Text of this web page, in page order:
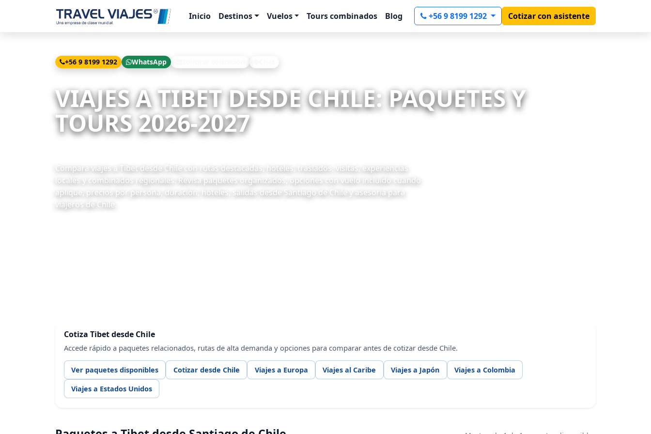
Inicio Destinos Vuelos Tours combinados Blog +56 9 8199 1292 Cotizar con asistente
+56 9 8199 1292 WhatsApp
VIAJES A TIBET DESDE CHILE: PAQUETES Y
TOURS 2026-2027
Compara viajes a Tibet desde Chile con rutas destacadas, hoteles, traslados, visitas, experiencias
locales y combinados regionales. Revisa paquetes organizados, opciones con vuelo incluido cuando
aplique, precios por persona, duración, hoteles, salidas desde Santiago de Chile y asesoría para
viajeros de Chile.
Cotiza Tibet desde Chile
Accede rápido a paquetes relacionados, rutas de alta demanda y opciones para comparar antes de cotizar desde Chile.
Ver paquetes disponibles Cotizar desde Chile Viajes a Europa Viajes al Caribe Viajes a Japón Viajes a Colombia
Viajes a Estados Unidos